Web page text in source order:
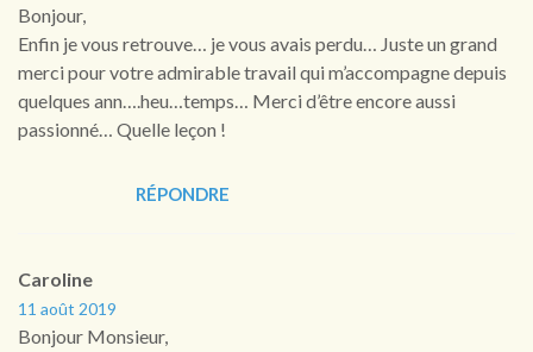
Bonjour,
Enfin je vous retrouve… je vous avais perdu… Juste un grand
merci pour votre admirable travail qui m’accompagne depuis
quelques ann….heu…temps… Merci d’être encore aussi
passionné… Quelle leçon !
RÉPONDRE
Caroline
11 août 2019
Bonjour Monsieur,